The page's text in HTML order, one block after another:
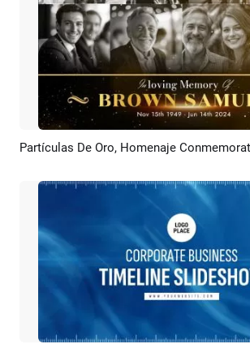
Previsualizar Crear IA